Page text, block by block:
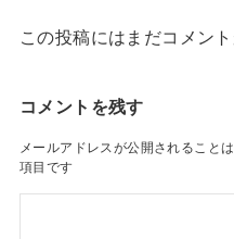
この投稿にはまだコメント
コメントを残す
メールアドレスが公開されることは
項目です